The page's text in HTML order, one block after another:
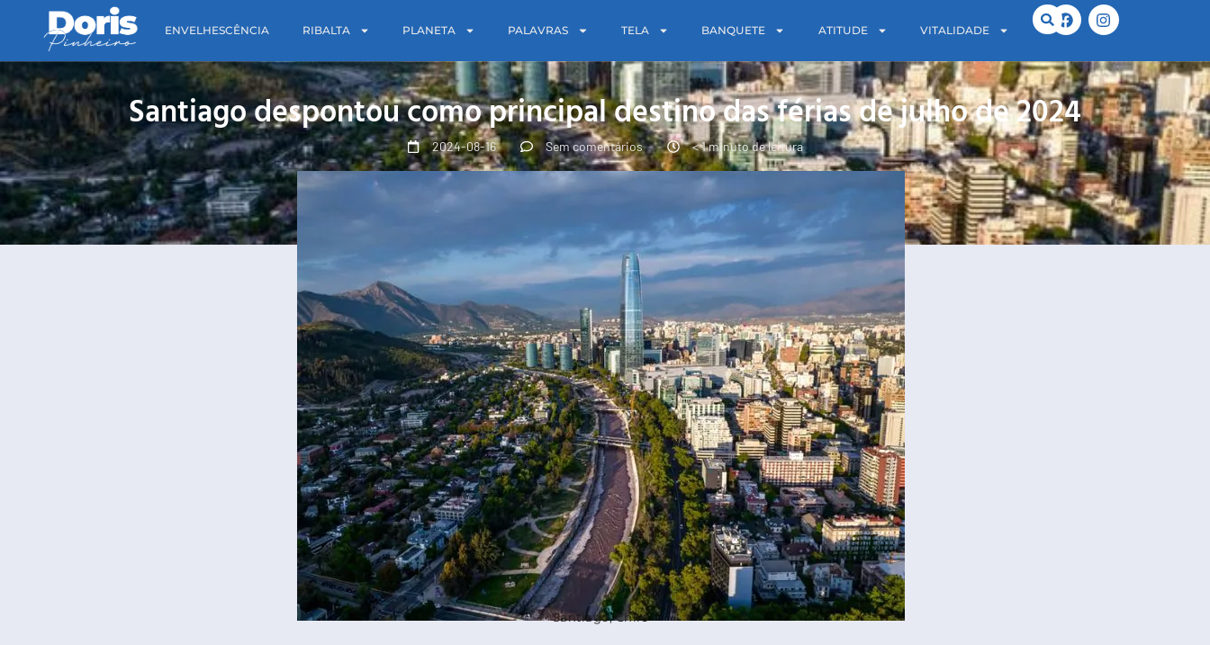
ENVELHESCÊNCIA RIBALTA PLANETA PALAVRAS TELA BANQUETE ATITUDE VITALIDADE
Santiago despontou como principal destino das férias de julho de 2024
2024-08-16 Sem comentários < 1 minuto de leitura
Santiago, Chile